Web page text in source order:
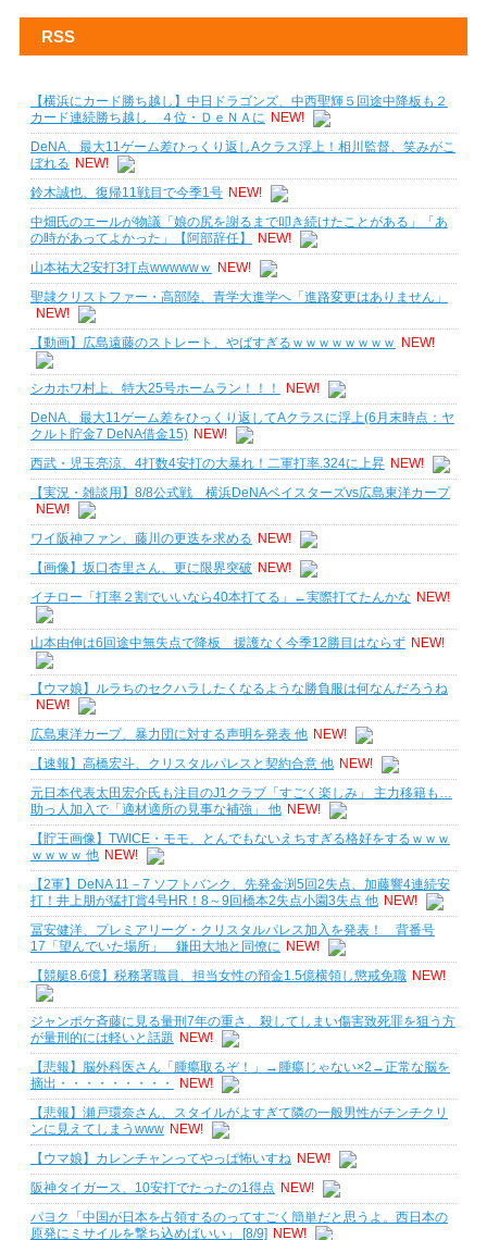
RSS
【横浜にカード勝ち越し】中日ドラゴンズ、中西聖輝５回途中降板も２
カード連続勝ち越し ４位・ＤｅＮＡに NEW!
DeNA、最大11ゲーム差ひっくり返しAクラス浮上！相川監督、笑みがこ
ぼれる NEW!
鈴木誠也、復帰11戦目で今季1号 NEW!
中畑氏のエールが物議「娘の尻を謝るまで叩き続けたことがある」「あ
の時があってよかった」【阿部辞任】
NEW!
山本祐大2安打3打点wwwwwｗ
NEW!
聖隷クリストファー・高部陸、青学大進学へ「進路変更はありません」
NEW!
【動画】広島遠藤のストレート、やばすぎるｗｗｗｗｗｗｗｗ
NEW!
シカホワ村上、特大25号ホームラン！！！
NEW!
DeNA、最大11ゲーム差をひっくり返してAクラスに浮上(6月末時点：ヤ
クルト貯金7 DeNA借金15) NEW!
西武・児玉亮涼、4打数4安打の大暴れ！二軍打率.324に上昇 NEW!
【実況・雑談用】8/8公式戦 横浜DeNAベイスターズvs広島東洋カープ
NEW!
ワイ阪神ファン、藤川の更迭を求める NEW!
【画像】坂口杏里さん、更に限界突破 NEW!
イチロー「打率２割でいいなら40本打てる」←実際打てたんかな NEW!
山本由伸は6回途中無失点で降板 援護なく今季12勝目はならず NEW!
【ウマ娘】ルラちのセクハラしたくなるような勝負服は何なんだろうね
NEW!
広島東洋カープ、暴力団に対する声明を発表 他 NEW!
【速報】高橋宏斗、クリスタルパレスと契約合意 他 NEW!
元日本代表太田宏介氏も注目のJ1クラブ「すごく楽しみ」 主力移籍も…
助っ人加入で「適材適所の見事な補強」 他 NEW!
【貯王画像】TWICE・モモ、とんでもないえちすぎる格好をするｗｗｗ
ｗｗｗｗ 他 NEW!
【2軍】DeNA 11－7 ソフトバンク、先発金渕5回2失点、加藤響4連続安
打！井上朋が猛打賞4号HR！8～9回橋本2失点小園3失点 他 NEW!
冨安健洋、プレミアリーグ・クリスタルパレス加入を発表！ 背番号
17「望んでいた場所」 鎌田大地と同僚に NEW!
【競艇8.6億】税務署職員、担当女性の預金1.5億横領し懲戒免職 NEW!
ジャンポケ斉藤に見る量刑7年の重さ、殺してしまい傷害致死罪を狙う方
が量刑的には軽いと話題 NEW!
【悲報】脳外科医さん「腫瘍取るぞ！」→腫瘍じゃない×2→正常な脳を
摘出・・・・・・・・・
NEW!
【悲報】瀬戸環奈さん、スタイルがよすぎて隣の一般男性がチンチクリ
ンに見えてしまうwww NEW!
【ウマ娘】カレンチャンってやっぱ怖いすね NEW!
阪神タイガース、10安打でたったの1得点 NEW!
パヨク「中国が日本を占領するのってすごく簡単だと思うよ。西日本の
原発にミサイルを撃ち込めばいい」 [8/9] NEW!